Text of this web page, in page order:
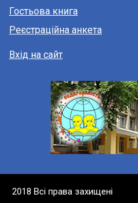
Гостьова книга
Реєстраційна анкета
Вхід на сайт
2018 Всі права захищені